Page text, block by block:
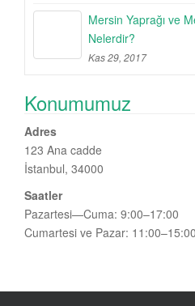
Mersin Yaprağı ve
Nelerdir?
Kas 29, 2017
Konumumuz
Adres
123 Ana cadde
İstanbul, 34000
Saatler
Pazartesi—Cuma: 9:00–17:00
Cumartesi ve Pazar: 11:00–15:00